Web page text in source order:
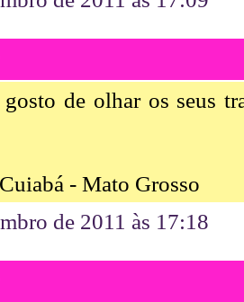
de olhar os seus
- Mato Grosso
de 2011 às 17:18